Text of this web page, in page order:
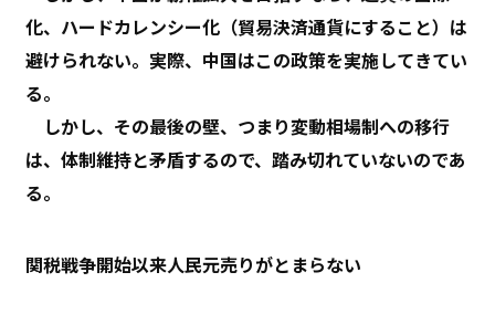
化、ハードカレンシー化（貿易決済通貨にすること）は
避けられない。実際、中国はこの政策を実施してきてい
る。
しかし、その最後の壁、つまり変動相場制への移行
は、体制維持と矛盾するので、踏み切れていないのであ
る。
関税戦争開始以来人民元売りがとまらない